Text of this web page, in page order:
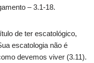
– 3.1-18.
de ter escatológico,
escatologia não é
devemos viver (3.11).